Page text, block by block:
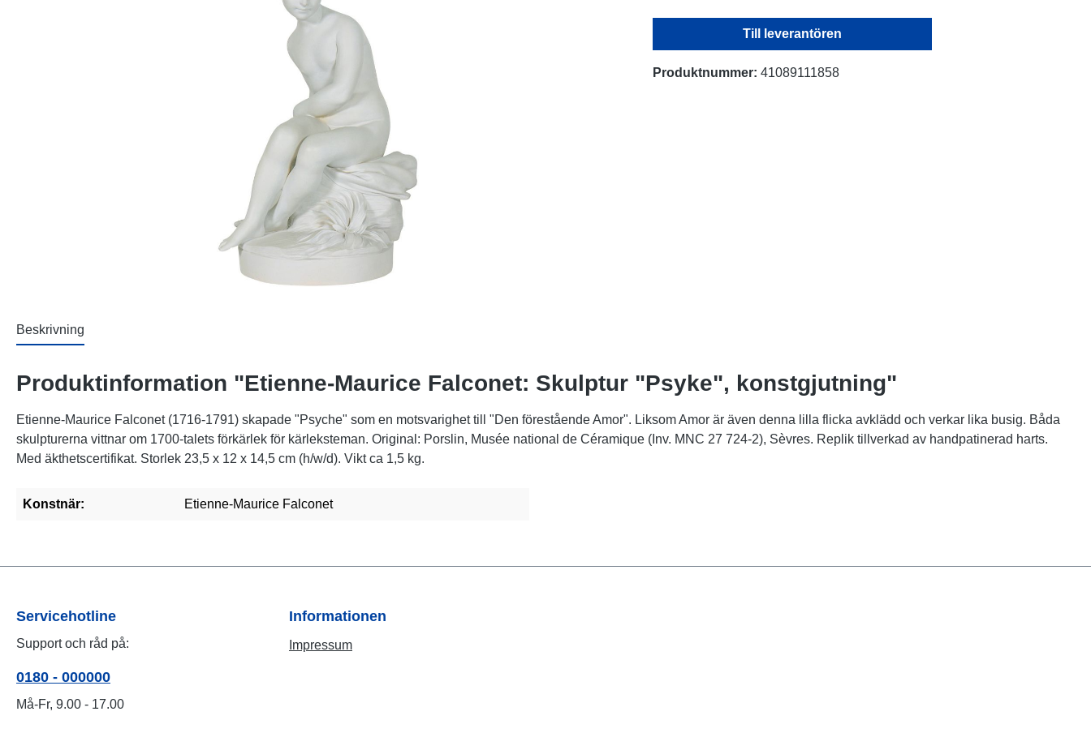
Till leverantören
Produktnummer: 41089111858
Beskrivning
Produktinformation "Etienne-Maurice Falconet: Skulptur "Psyke", konstgjutning"
Etienne-Maurice Falconet (1716-1791) skapade "Psyche" som en motsvarighet till "Den förestående Amor". Liksom Amor är även denna lilla flicka avklädd och verkar lika busig. Båda
skulpturerna vittnar om 1700-talets förkärlek för kärleksteman. Original: Porslin, Musée national de Céramique (Inv. MNC 27 724-2), Sèvres. Replik tillverkad av handpatinerad harts.
Med äkthetscertifikat. Storlek 23,5 x 12 x 14,5 cm (h/w/d). Vikt ca 1,5 kg.
Konstnär: Etienne-Maurice Falconet
Servicehotline
Support och råd på:
0180 - 000000
Må-Fr, 9.00 - 17.00
Informationen
Impressum